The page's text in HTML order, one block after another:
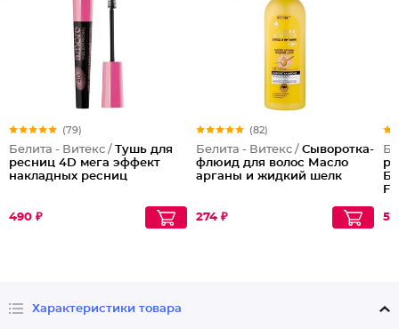
(79)
Белита - Витекс / Тушь для
ресниц 4D мега эффект
накладных ресниц
490 ₽
(82)
Белита - Витекс / Сыворотка-
флюид для волос Масло
арганы и жидкий шелк
274 ₽
Характеристики товара